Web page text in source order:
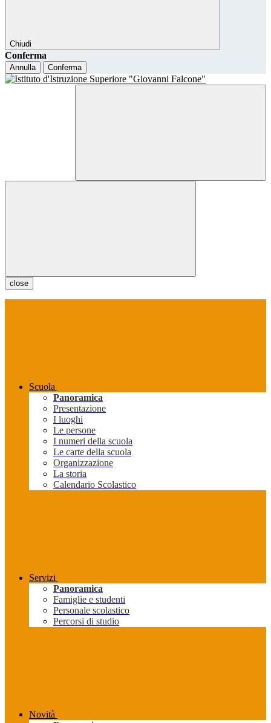
Chiudi
Conferma
Annulla Conferma
close
Scuola
Panoramica
Presentazione
I luoghi
Le persone
I numeri della scuola
Le carte della scuola
Organizzazione
La storia
Calendario Scolastico
Servizi
Panoramica
Famiglie e studenti
Personale scolastico
Percorsi di studio
Novità